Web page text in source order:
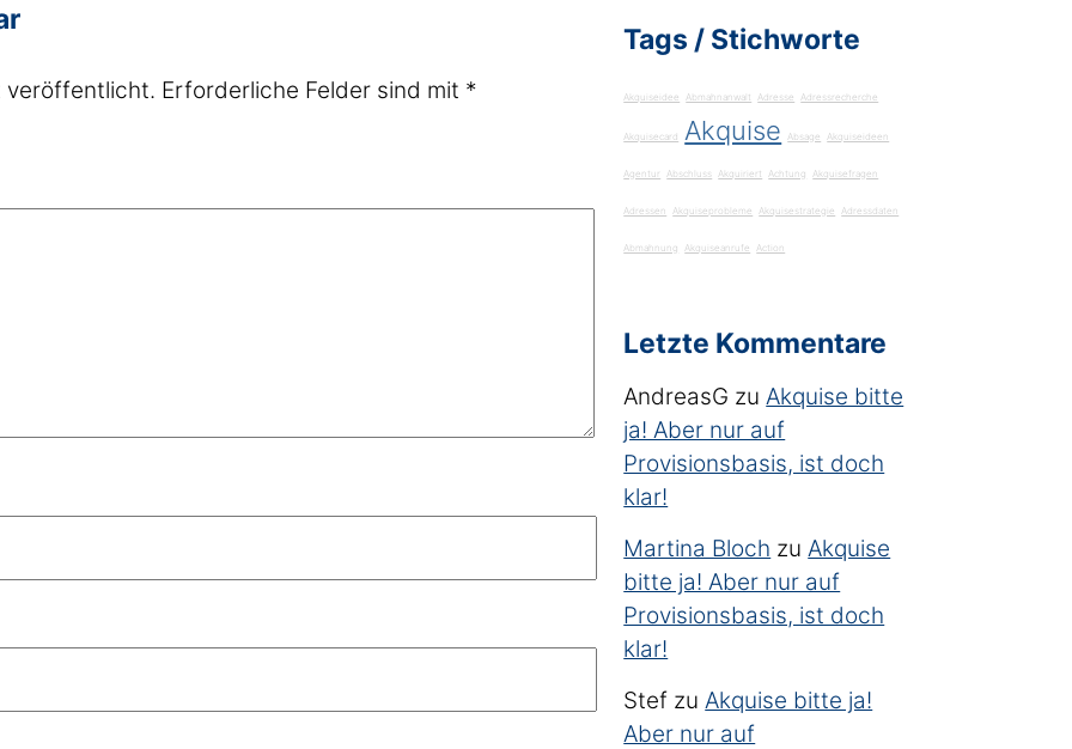
veröffentlicht. Erforderliche Felder sind mit *
Tags / Stichworte
Akquiseidee Abmahnanwalt Adresse Adressrecherche
Akquisecard Akquise Absage Akquiseideen
Agentur Abschluss Akquiriert Achtung Akquisefragen
Adressen Akquiseprobleme Akquisestrategie Adressdaten
Abmahnung Akquiseanrufe Action
Letzte Kommentare
AndreasG zu Akquise bitte
ja! Aber nur auf
Provisionsbasis, ist doch
klar!
Martina Bloch zu Akquise
bitte ja! Aber nur auf
Provisionsbasis, ist doch
klar!
Stef zu Akquise bitte ja!
Aber nur auf